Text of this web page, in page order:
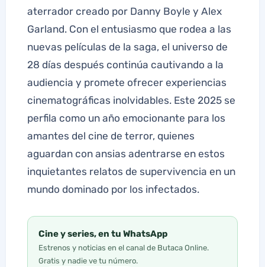
aterrador creado por Danny Boyle y Alex
Garland. Con el entusiasmo que rodea a las
nuevas películas de la saga, el universo de
28 días después continúa cautivando a la
audiencia y promete ofrecer experiencias
cinematográficas inolvidables. Este 2025 se
perfila como un año emocionante para los
amantes del cine de terror, quienes
aguardan con ansias adentrarse en estos
inquietantes relatos de supervivencia en un
mundo dominado por los infectados.
Cine y series, en tu WhatsApp
Estrenos y noticias en el canal de Butaca Online.
Gratis y nadie ve tu número.